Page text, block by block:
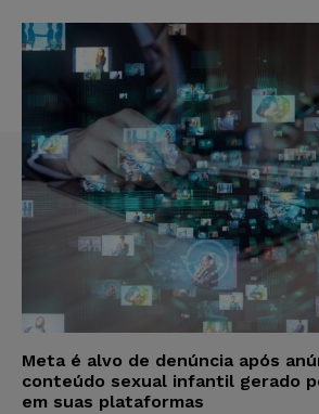
Meta é alvo de denúncia após
conteúdo sexual infantil gerado
em suas plataformas